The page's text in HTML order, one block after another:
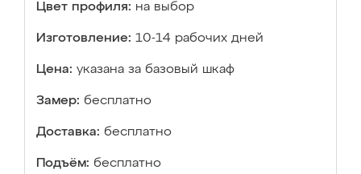
Цвет профиля: на выбор
Изготовление: 10-14 рабочих дней
Цена: указана за базовый шкаф
Замер: бесплатно
Доставка: бесплатно
Подъём: бесплатно